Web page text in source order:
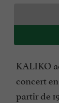
KALIKO
concert
partir de